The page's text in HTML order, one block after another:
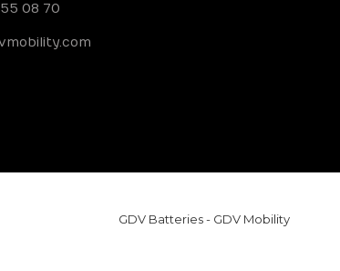
08 70
GDV Batteries - GDV Mobility